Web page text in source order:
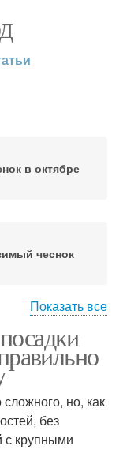
в октябре
чеснок
к посадке
на головку
Показать все
но, как
без
с крупными